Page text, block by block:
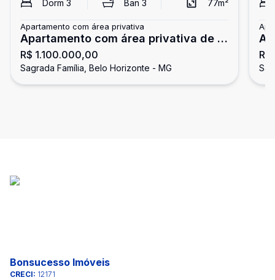
Dorm 3 Ban3 77m²
Apartamento com área privativa
Apartamento com área privativa de 3
quartos bairro Sagrada Familia - Belo
Horizonte
R$ 1.100.000,00
Sagrada Família, Belo Horizonte - MG
Bonsucesso Imóveis
CRECI: 12171